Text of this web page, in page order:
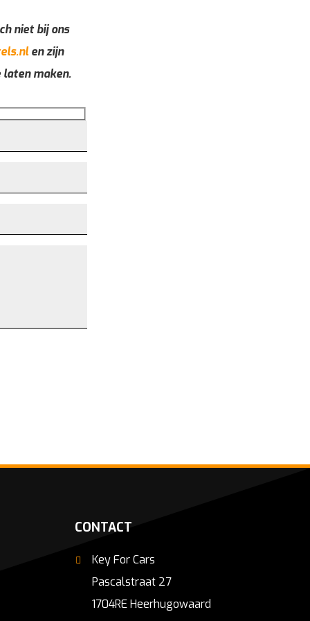
niet bij ons
en zijn
maken.
CONTACT
Key For Cars
Pascalstraat 27
1704RE Heerhugowaard